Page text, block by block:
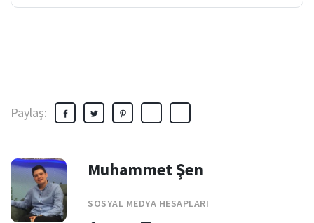
Paylaş:
Muhammet Şen
SOSYAL MEDYA HESAPLARI